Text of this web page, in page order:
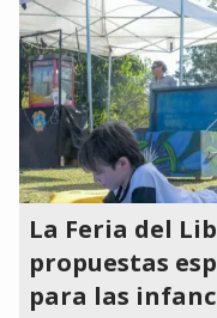
La Feria del
propuestas
para las